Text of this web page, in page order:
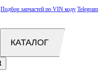
Подбор запчастей по VIN коду Telegram
КАТАЛОГ